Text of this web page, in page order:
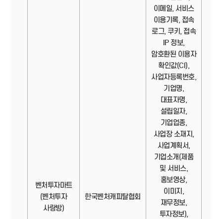
벤처투자마트
(벤처투자
사랑방)
한국벤처캐피탈협회
이메일, 서비스
이용기록, 접속
로그, 쿠키, 접속
IP 정보,
암호환된 이용자
확인값(CI),
사업자등록번호,
기업명,
대표자명,
설립일자,
기업업종,
사업장 소재지,
사업계획서,
기업소개(제품
및 서비스,
홍보영상,
이미지,
재무정보,
투자정보),